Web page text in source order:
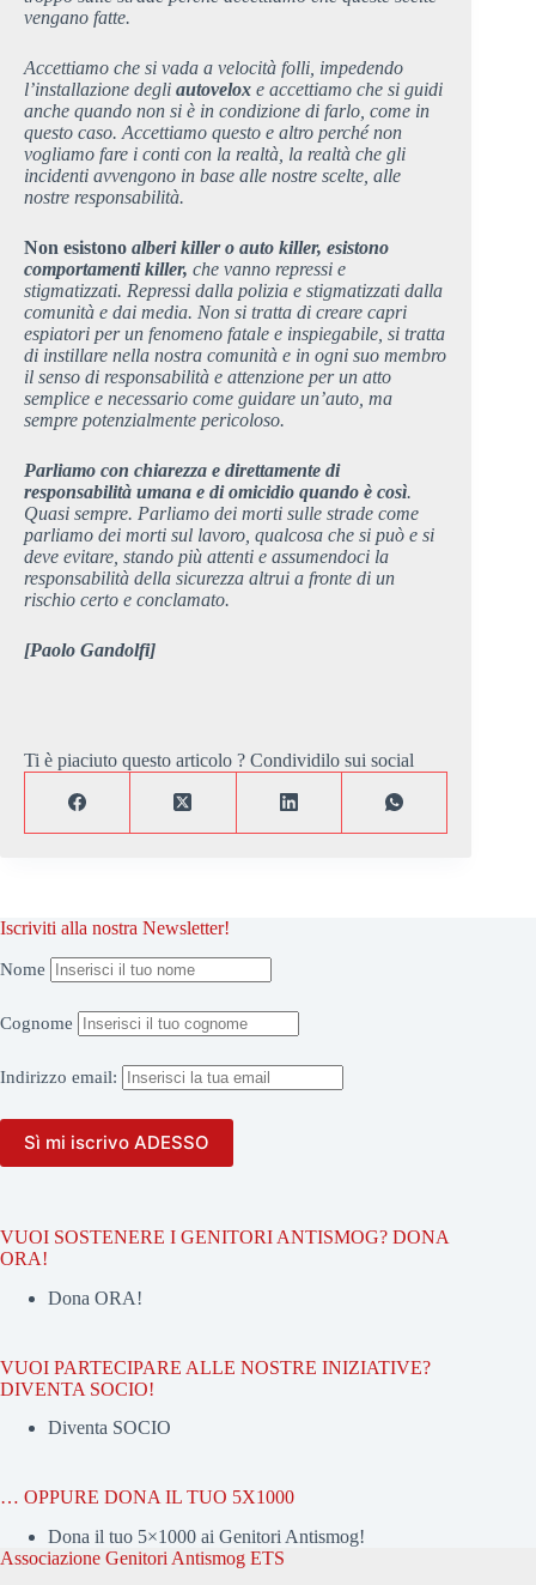
vengano fatte.
Accettiamo che si vada a velocità folli, impedendo
l’installazione degli autovelox e accettiamo che si guidi
anche quando non si è in condizione di farlo, come in
questo caso. Accettiamo questo e altro perché non
vogliamo fare i conti con la realtà, la realtà che gli
incidenti avvengono in base alle nostre scelte, alle
nostre responsabilità.
Non esistono alberi killer o auto killer, esistono
comportamenti killer, che vanno repressi e
stigmatizzati. Repressi dalla polizia e stigmatizzati dalla
comunità e dai media. Non si tratta di creare capri
espiatori per un fenomeno fatale e inspiegabile, si tratta
di instillare nella nostra comunità e in ogni suo membro
il senso di responsabilità e attenzione per un atto
semplice e necessario come guidare un’auto, ma
sempre potenzialmente pericoloso.
Parliamo con chiarezza e direttamente di
responsabilità umana e di omicidio quando è così.
Quasi sempre. Parliamo dei morti sulle strade come
parliamo dei morti sul lavoro, qualcosa che si può e si
deve evitare, stando più attenti e assumendoci la
responsabilità della sicurezza altrui a fronte di un
rischio certo e conclamato.
[Paolo Gandolfi]
Ti è piaciuto questo articolo ? Condividilo sui social
Iscriviti alla nostra Newsletter!
Nome
Cognome
Indirizzo email:
VUOI SOSTENERE I GENITORI ANTISMOG? DONA
ORA!
Dona ORA!
VUOI PARTECIPARE ALLE NOSTRE INIZIATIVE?
DIVENTA SOCIO!
Diventa SOCIO
… OPPURE DONA IL TUO 5X1000
Dona il tuo 5×1000 ai Genitori Antismog!
Associazione Genitori Antismog ETS